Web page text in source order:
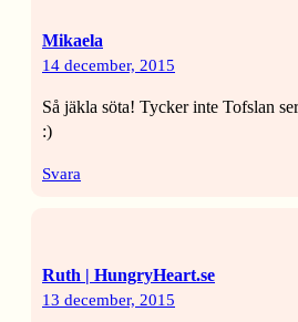
Mikaela
14 december, 2015
Så jäkla söta! Tycker inte Tofslan
:)
Svara
Ruth | HungryHeart.se
13 december, 2015